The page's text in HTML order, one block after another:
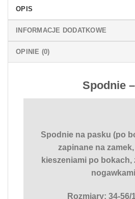
OPIS
INFORMACJE DODATKOWE
OPINIE (0)
Spodnie
Spodnie na pasku (po
zapinane na
kieszeniami po bokach,
Rozmiary: 34-56/